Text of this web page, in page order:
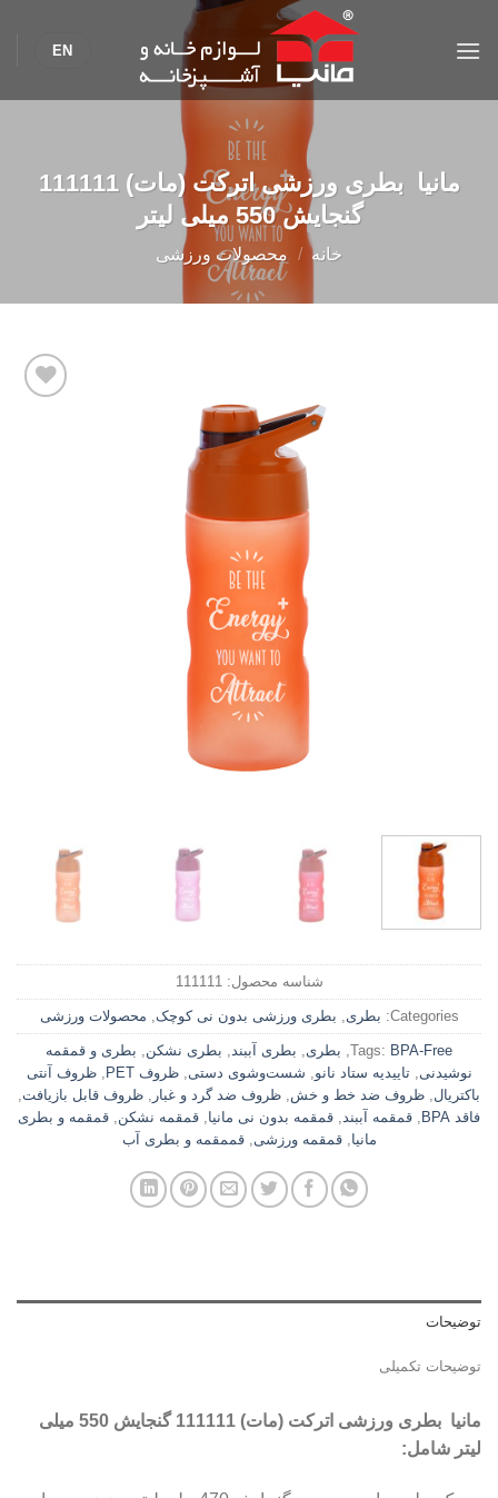
EN
مانیا بطری ورزشی اترکت (مات) 111111
گنجایش 550 میلی لیتر
خانه / محصولات ورزشی
شناسه محصول: 111111
Categories: بطری بطری ورزشی بدون نی کوچک محصولات ورزشی
Tags: BPA-Free بطری بطری آببند بطری نشکن
بطری و قمقمه
نوشیدنی ,تاییدیه ستاد نانو شست‌وشوی دستی ,ظروف PET ,ظروف آنتی
باکتریال ظروف ضد خط و خش ظروف ضد گرد و غبار ظروف قابل بازیافت
فاقد BPA
قمقمه آببند قمقمه بدون نی مانیا قمقمه نشکن قمقمه و بطری
مانیا ,قمقمه ورزشی ,قممقمه و بطری آب
توضیحات
توضیحات تکمیلی
مانیا بطری ورزشی اترکت (مات) 111111
گنجایش 550 میلی
لیتر شامل: